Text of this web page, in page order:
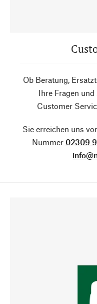
Ob Beratung,
Ihre Fragen
Customer
Sie erreichen uns
Nummer 02309